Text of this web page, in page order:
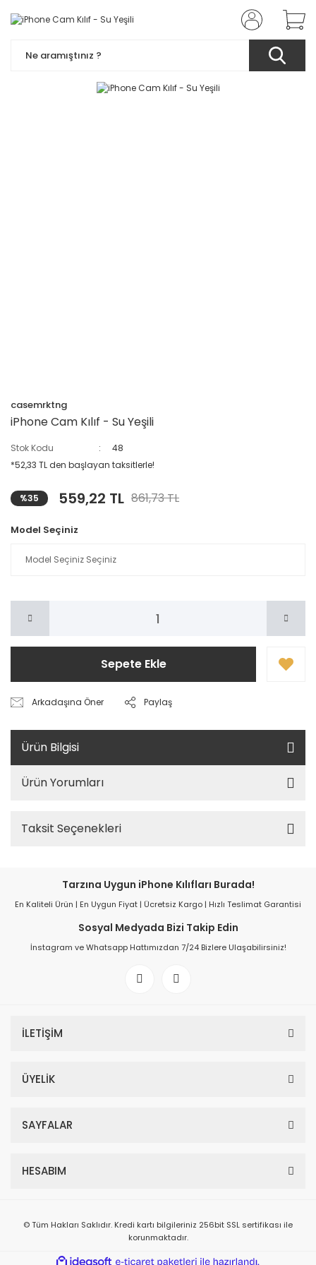
casemrktng
iPhone Cam Kılıf - Su Yeşili
Stok Kodu
48
*52,33 TL den başlayan taksitlerle!
%35 559,22 TL 861,73 TL
Model Seçiniz
Sepete Ekle
Arkadaşına Öner Paylaş
Ürün Bilgisi
Ürün Yorumları
Taksit Seçenekleri
Tarzına Uygun iPhone Kılıfları Burada!
En Kaliteli Ürün | En Uygun Fiyat | Ücretsiz Kargo | Hızlı Teslimat Garantisi
Sosyal Medyada Bizi Takip Edin
İnstagram ve Whatsapp Hattımızdan 7/24 Bizlere Ulaşabilirsiniz!
İLETİŞİM
ÜYELİK
SAYFALAR
HESABIM
© Tüm Hakları Saklıdır. Kredi kartı bilgileriniz 256bit SSL sertifikası ile
korunmaktadır.
ideasoft e-